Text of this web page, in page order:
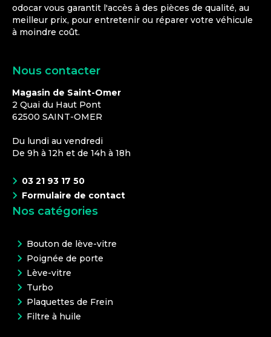
odocar vous garantit l'accès à des pièces de qualité, au
meilleur prix, pour entretenir ou réparer votre véhicule
à moindre coût.
Nous contacter
Magasin de Saint-Omer
2 Quai du Haut Pont
62500 SAINT-OMER
Du lundi au vendredi
De 9h à 12h et de 14h à 18h
03 21 93 17 50
Formulaire de contact
Nos catégories
Bouton de lève-vitre
Poignée de porte
Lève-vitre
Turbo
Plaquettes de Frein
Filtre à huile